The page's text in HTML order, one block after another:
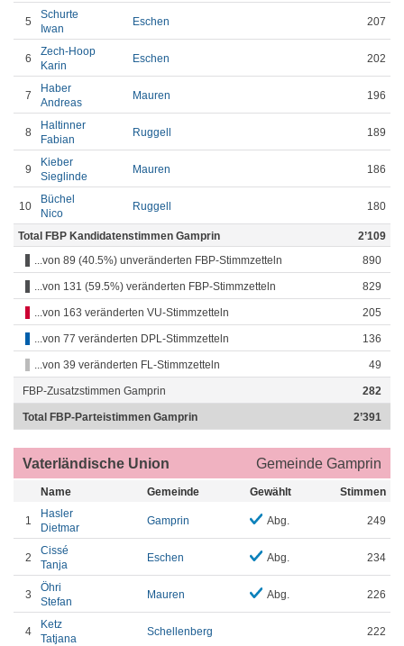
5
Schurte
Iwan
Eschen 207
6
Zech-Hoop
Karin
Eschen 202
7
Haber
Andreas
Mauren 196
8
Haltinner
Fabian
Ruggell 189
9
Kieber
Sieglinde
Mauren 186
10
Büchel
Nico
Ruggell 180
Total FBP Kandidatenstimmen Gamprin
2’109
...von 89 (40.5%) unveränderten FBP-Stimmzetteln
890
...von 131 (59.5%) veränderten FBP-Stimmzetteln 829
...von 163 veränderten VU-Stimmzetteln 205
...von 77 veränderten DPL-Stimmzetteln 136
...von 39 veränderten FL-Stimmzetteln 49
FBP-Zusatzstimmen Gamprin 282
Total FBP-Parteistimmen Gamprin 2’391
Vaterländische Union Gemeinde Gamprin
Name Gemeinde Gewählt Stimmen
1
Hasler
Dietmar
Gamprin Abg. 249
2
Cissé
Tanja
Eschen Abg. 234
3
Öhri
Stefan
Mauren Abg. 226
4
Ketz
Tatjana
Schellenberg 222